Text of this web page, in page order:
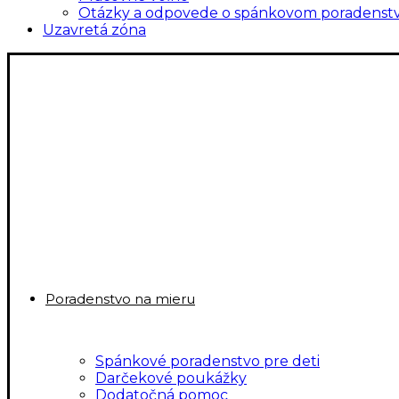
Otázky a odpovede o spánkovom
Uzavretá zóna
Poradenstvo na mieru
Spánkové poradenstvo pre deti
Darčekové poukážky
Dodatočná pomoc